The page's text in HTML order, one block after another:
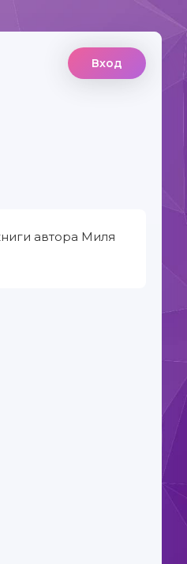
Вход
автора Миля